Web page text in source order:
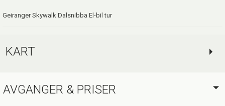
Geiranger Skywalk Dalsnibba El-bil tur
KART
AVGANGER & PRISER